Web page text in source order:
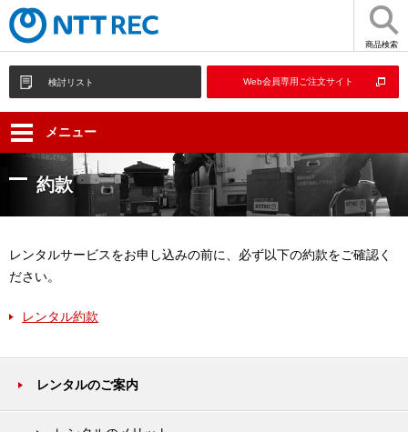
商品検索
検討リスト Web会員専用ご注文サイト
メニュー
約款
レンタルサービスをお申し込みの前に、必ず以下の約款をご確認く
ださい。
レンタル約款
レンタルのご案内